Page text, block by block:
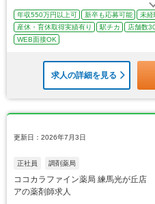
年収550万円以上可 新卒も応募可能 未経
産休・育休取得実績有り
駅チカ 店舗数
WEB面接OK
求人の詳細を見る
更新日：2026年7月3日
正社員 調剤薬局
ココカラファイン薬局 練馬光が丘店
アの薬剤師求人